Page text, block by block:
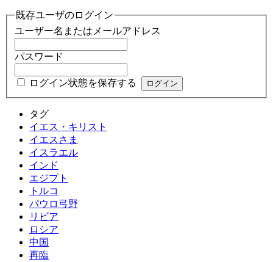
既存ユーザのログイン
ユーザー名またはメールアドレス
パスワード
ログイン状態を保存する
タグ
イエス・キリスト
イエスさま
イスラエル
インド
エジプト
トルコ
パウロ弓野
リビア
ロシア
中国
再臨